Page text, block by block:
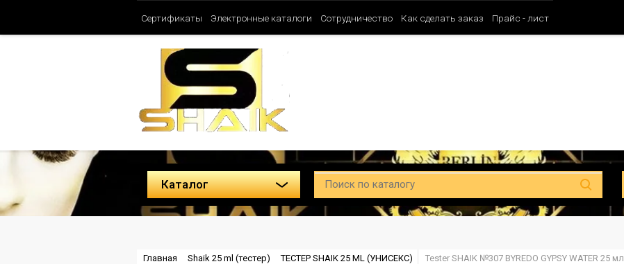
Сертификаты Электронные каталоги Сотрудничество Как сделать заказ Прайс - лист
Таблица ароматов SHAIK (Женские)
Политика конфиденциальности
Каталог
Главная Shaik 25 ml (тестер) ТЕСТЕР SHAIK 25 ML (УНИСЕКС) Tester SHAIK №307 BYREDO GYPSY WATER 25 мл